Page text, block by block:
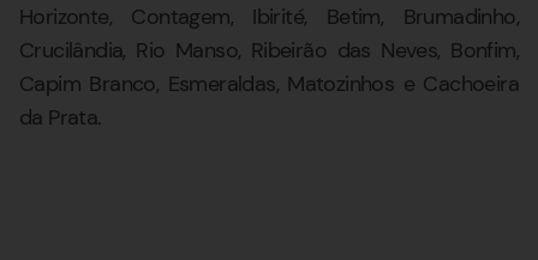
Horizonte, Contagem, Ibirité, Betim, Brumadinho,
Crucilândia, Rio Manso, Ribeirão das Neves, Bonfim,
Capim Branco, Esmeraldas, Matozinhos e Cachoeira
da Prata.